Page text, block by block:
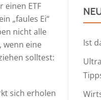
einen ETF
„faules Ei“
nicht alle
wenn eine
solltest:
sich erholen
Ist